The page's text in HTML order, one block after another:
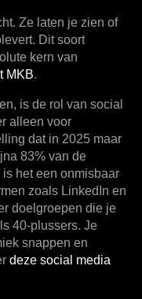
Ze laten je zien of
Dit soort
kern van
MKB.
is de rol van social
alleen voor
dat in 2025 maar
83% van de
het een onmisbaar
zoals LinkedIn en
doelgroepen die je
40-plussers. Je
snappen en
deze social media